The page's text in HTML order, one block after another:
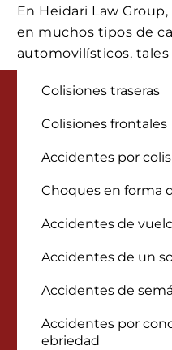
En Heidari Law
en muchos tipos de
automovilísticos, tales
Colisiones traseras
Colisiones frontales
Accidentes por
Choques en forma
Accidentes de
Accidentes de un
Accidentes de
Accidentes por
ebriedad